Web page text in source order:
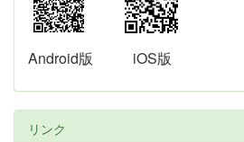
Android版 iOS版
リンク